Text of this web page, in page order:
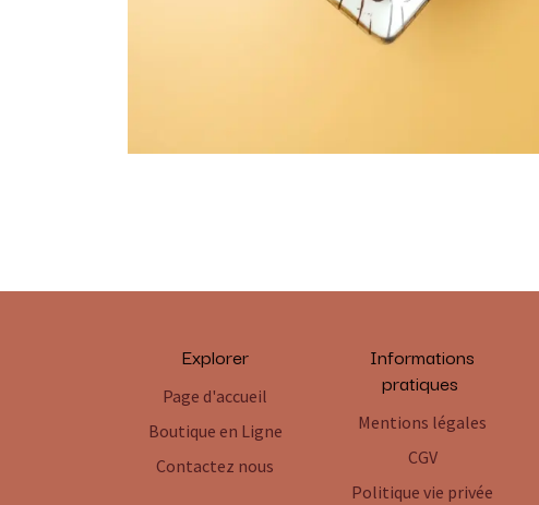
Explorer
Page d'accueil
Boutique en Ligne
Contactez nous
Informations
pratiques
Mentions légales
CGV
Politique vie privée